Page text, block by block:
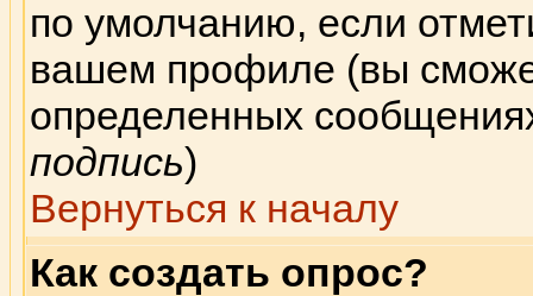
по умолчанию, если
вашем профиле (вы
определенных
подпись)
Вернуться к началу
Как создать опрос?